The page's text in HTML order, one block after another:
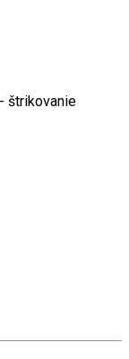
štrikovanie